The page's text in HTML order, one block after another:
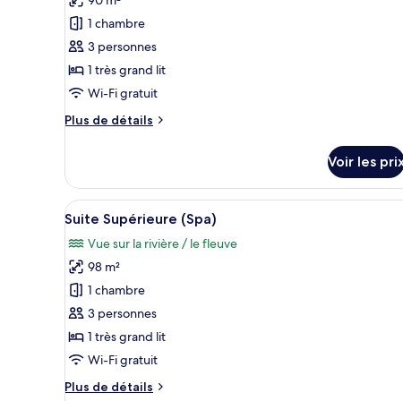
Smoking
ce
type
de
chambre :
Suite
Junior
1 chambre
3 personnes
1 très grand lit
Wi-Fi gratuit
Plus de détails
Plus
le
type
de
Suite
Junior
Voir les
Afficher
toutes
les
photos
pour
ce
type
de
chambre :
Suite
Une chambre d’hôtel avec un
10
Suite Supérieure (Spa)
Vue sur la rivière / le fleuve
98 m²
1 chambre
3 personnes
1 très grand lit
Wi-Fi gratuit
Plus de détails
Plus